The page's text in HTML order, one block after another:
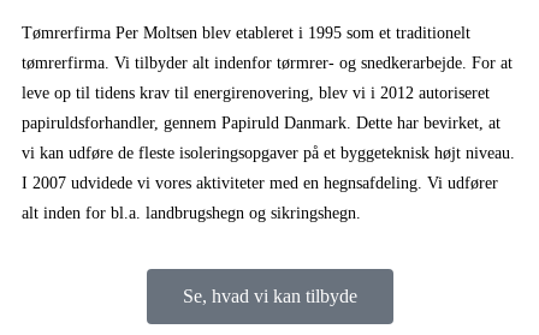
Tømrerfirma Per Moltsen blev etableret i 1995 som et traditionelt
tømrerfirma. Vi tilbyder alt indenfor tørmrer- og snedkerarbejde. For at
leve op til tidens krav til energirenovering, blev vi i 2012 autoriseret
papiruldsforhandler, gennem Papiruld Danmark. Dette har bevirket, at
vi kan udføre de fleste isoleringsopgaver på et byggeteknisk højt niveau.
I 2007 udvidede vi vores aktiviteter med en hegnsafdeling. Vi udfører
alt inden for bl.a. landbrugshegn og sikringshegn.
Se, hvad vi kan tilbyde